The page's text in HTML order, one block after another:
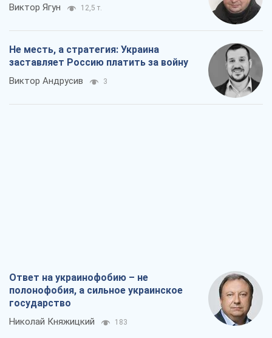
Виктор Ягун 12,5 т.
Не месть, а стратегия: Украина
заставляет Россию платить за войну
Виктор Андрусив 3
Ответ на украинофобию – не
полонофобия, а сильное украинское
государство
Николай Княжицкий 183